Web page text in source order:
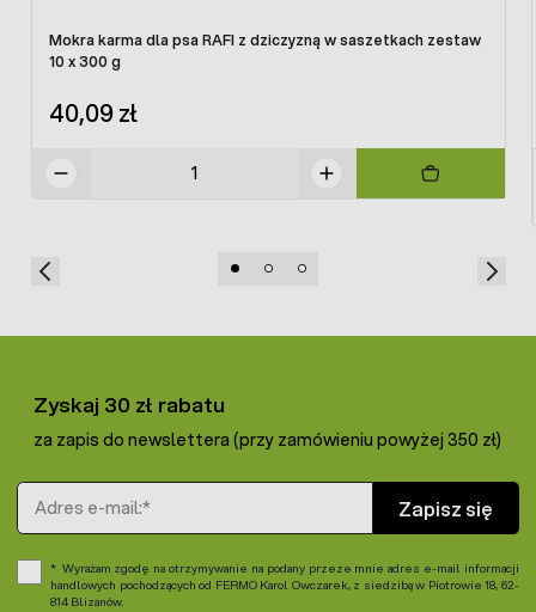
Mokra karma dla psa RAFI z dziczyzną w saszetkach zestaw
10 x 300 g
40,09 zł
Zyskaj 30 zł rabatu
za zapis do newslettera (przy zamówieniu powyżej 350 zł)
Adres e-mail
Zapisz się
Wyrażam zgodę na otrzymywanie na podany przeze mnie adres e-mail informacji
handlowych pochodzących od FERMO Karol Owczarek, z siedzibą w Piotrowie 18, 62-
814 Blizanów.